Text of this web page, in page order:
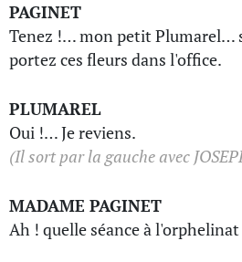
PAGINET
Tenez !… mon petit Plumarel…
portez ces fleurs dans l'office.
PLUMAREL
Oui !… Je reviens.
(Il sort par la gauche avec
MADAME PAGINET
Ah ! quelle séance à l'orphelinat